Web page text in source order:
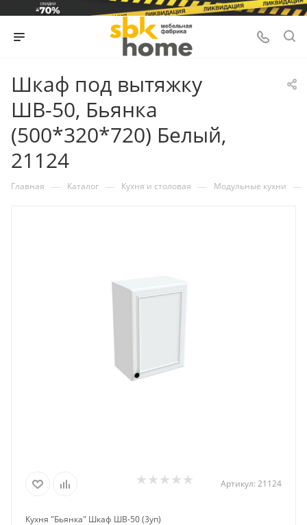
Шкаф под вытяжку
ШВ-50, Бьянка
(500*320*720) Белый,
21124
Главная — Каталог — Кухня и столовая — Модульные кухни —
Артикул: 21124
Кухня "Бьянка" Шкаф ШВ-50 (3уп)